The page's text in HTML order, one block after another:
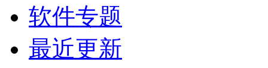
软件专题
最近更新